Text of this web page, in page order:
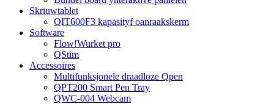
Skriuwtablet
QIT600F3 kapasityf oanraakskerm
Software
Flow!Wurket pro
QStim
Accessoires
Multifunksjonele draadloze Qpen
QPT200 Smart Pen Tray
QWC-004 Webcam